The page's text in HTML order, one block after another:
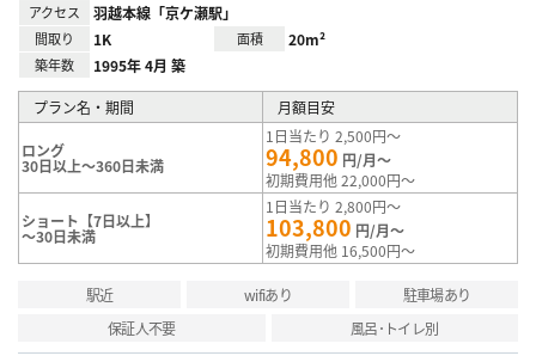
アクセス 羽越本線「京ケ瀬駅」
間取り 1K 面積 20m²
築年数 1995年 4月 築
プラン名・期間 月額目安
ロング
30日以上～360日未満
1日当たり 2,500円～
94,800 円/月～
初期費用他 22,000円～
ショート【7日以上】
～30日未満
1日当たり 2,800円～
103,800 円/月～
初期費用他 16,500円～
駅近 wifiあり
駐車場あり
保証人不要
風呂･トイレ別